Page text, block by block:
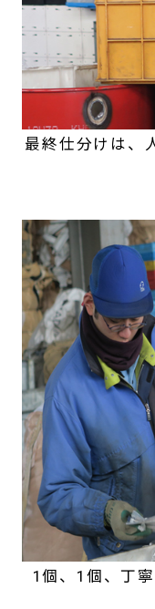
最終仕分けは、
1個、1個、丁